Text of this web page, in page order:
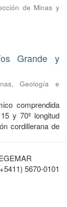
de Minas y
Grande y
Geología e
comprendida
y 70º longitud
cordillerana de
5670-0101